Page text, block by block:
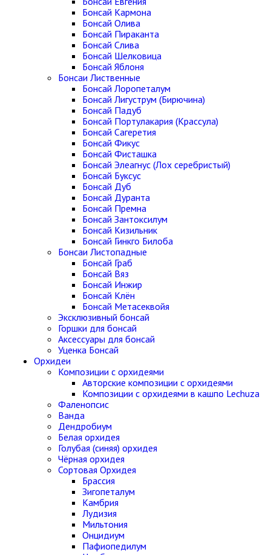
Бонсай Кармона
Бонсай Олива
Бонсай Пираканта
Бонсай Слива
Бонсай Шелковица
Бонсай Яблоня
Бонсаи Лиственные
Бонсай Лоропеталум
Бонсай Лигуструм (Бирючина)
Бонсай Падуб
Бонсай Портулакария (Крассула)
Бонсай Сагеретия
Бонсай Фикус
Бонсай Фисташка
Бонсай Элеагнус (Лох серебристый)
Бонсай Буксус
Бонсай Дуб
Бонсай Дуранта
Бонсай Премна
Бонсай Зантоксилум
Бонсай Кизильник
Бонсай Гинкго Билоба
Бонсаи Листопадные
Бонсай Граб
Бонсай Вяз
Бонсай Инжир
Бонсай Клён
Бонсай Метасеквойя
Эксклюзивный бонсай
Горшки для бонсай
Аксессуары для бонсай
Уценка Бонсай
Орхидеи
Композиции с орхидеями
Авторские композиции с орхидеями
Композиции с орхидеями в кашпо Lechuza
Фаленопсис
Ванда
Дендробиум
Белая орхидея
Голубая (синяя) орхидея
Чёрная орхидея
Сортовая Орхидея
Брассия
Зигопеталум
Камбрия
Лудизия
Мильтония
Онцидиум
Пафиопедилум